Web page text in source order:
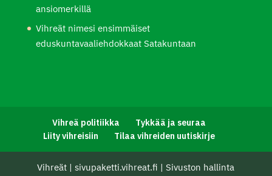
ansiomerkillä
Vihreät nimesi ensimmäiset
eduskuntavaaliehdokkaat Satakuntaan
Vihreä politiikka
Tykkää ja seuraa
Liity vihreisiin
Tilaa vihreiden uutiskirje
Vihreät |sivupaketti.vihreat.fi |Sivuston hallinta